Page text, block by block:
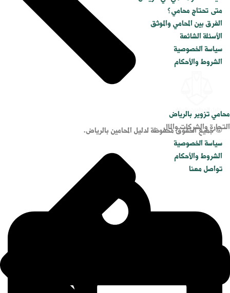
محامي تزوير بالرياض
التجارة والشركات والمال
متى تحتاج محامي؟
الفرق بين المحامي والموثق
الأسئلة الشائعة
سياسة الخصوصية
الشروط والأحكام
© جميع الحقوق محفوظة لدليل المحامين بالرياض.
سياسة الخصوصية
الشروط والأحكام
تواصل معنا